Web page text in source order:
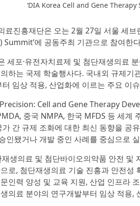
‘DIA Korea Cell and Gene Therapy
료진흥재단은 오는 2월 27일 서울 세
에 공동주최 기관으로 참여한
세포·유전자치료제 및 첨단재생의료
하는 국제 학술행사다. 국내외 규제기
임상 적용, 산업화에 이르는 주요 이
Cell and Gene Therapy
중국 NMPA, 한국 MFDS 등 세계
간 규제 조화에 대한 최신 동향을 공
인됐거나 개발 중인 사례를 중심으로
생의료 및 첨단바이오의약품 안전 및
로, 첨단재생의료 기술 진흥과 안전성
인력 양성 및 교육 지원, 산업 인프라
의료 분야의 연구개발부터 임상 적용,